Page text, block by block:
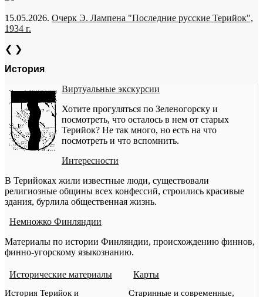
15.05.2026. Очерк Э. Лампена "Последние русские Терийок",
1934 г.
❮ ❯
История
Виртуальные экскурсии
Хотите прогуляться по Зеленогорску и
посмотреть, что осталось в нем от старых
Терийок? Не так много, но есть на что
посмотреть и что вспомнить.
Интересности
В Терийоках жили известные люди, существовали
религиозные общины всех конфессий, строились красивые
здания, бурлила общественная жизнь.
Немножко Финляндии
Материалы по истории Финляндии, происхождению финнов,
финно-угорскому языкознанию.
Исторические материалы
История Терийок и
Карты
Старинные и современные,